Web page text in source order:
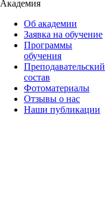
Академия
Об академии
Заявка на обучение
Программы
обучения
Преподавательский
состав
Фотоматериалы
Отзывы о нас
Наши публикации